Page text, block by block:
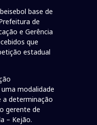
base de
de
e Gerência
que
estadual
modalidade
a determinação
gerente de
– Kejão.